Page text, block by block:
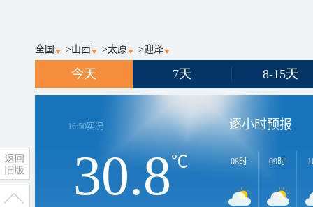
全国 >山西 >太原 >迎泽
今天 7天 8-15天
16:50实况
30.8℃
逐小时预报
08时 09时